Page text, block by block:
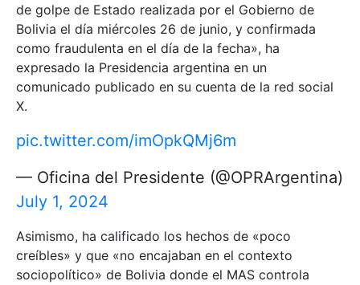
de golpe de Estado realizada por el Gobierno de
Bolivia el día miércoles 26 de junio, y confirmada
como fraudulenta en el día de la fecha», ha
expresado la Presidencia argentina en un
comunicado publicado en su cuenta de la red social
X.
pic.twitter.com/imOpkQMj6m
— Oficina del Presidente (@OPRArgentina)
July 1, 2024
Asimismo, ha calificado los hechos de «poco
creíbles» y que «no encajaban en el contexto
sociopolítico» de Bolivia donde el MAS controla